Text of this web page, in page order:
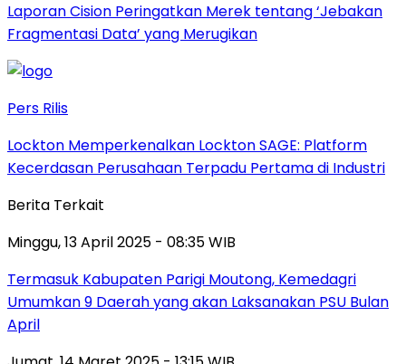
Laporan Cision Peringatkan Merek tentang ‘Jebakan
Fragmentasi Data’ yang Merugikan
Pers Rilis
Lockton Memperkenalkan Lockton SAGE: Platform
Kecerdasan Perusahaan Terpadu Pertama di Industri
Berita Terkait
Minggu, 13 April 2025 - 08:35 WIB
Termasuk Kabupaten Parigi Moutong, Kemedagri
Umumkan 9 Daerah yang akan Laksanakan PSU Bulan
April